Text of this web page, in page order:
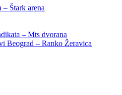
– Štark arena
– Mts dvorana
Beograd – Ranko Žeravica